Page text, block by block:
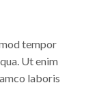
tempor
Ut enim
laboris